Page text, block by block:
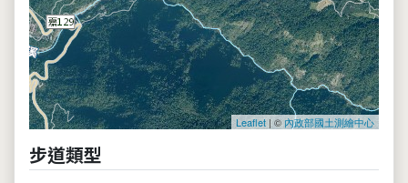
Leaflet | © 內政部國土測繪中心
步道類型